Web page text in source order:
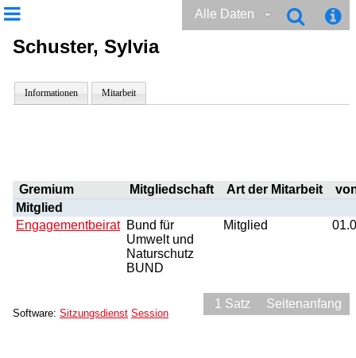
Alle Daten
Schuster, Sylvia
Informationen Mitarbeit
Gremium Mitgliedschaft Art der Mitarbeit
Mitglied
Engagementbeirat Bund für
Umwelt und
Naturschutz
BUND
Mitglied
1 Satz Seitenanfang
Software: Sitzungsdienst Session